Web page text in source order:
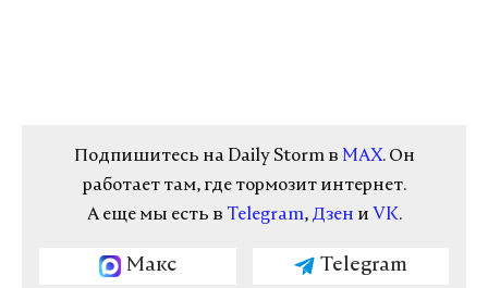
Подпишитесь на Daily Storm в MAX. Он
работает там, где тормозит интернет.
А еще мы есть в Telegram, Дзен и VK.
Макс Telegram